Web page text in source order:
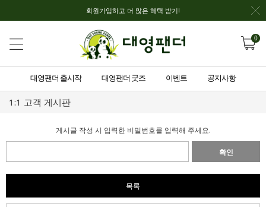
회원가입하고 더 많은 혜택 받기!
0
대영팬더 출시작 대영팬더 굿즈 이벤트 공지사항
1:1 고객 게시판
게시글 작성 시 입력한 비밀번호를 입력해 주세요.
확인
목록